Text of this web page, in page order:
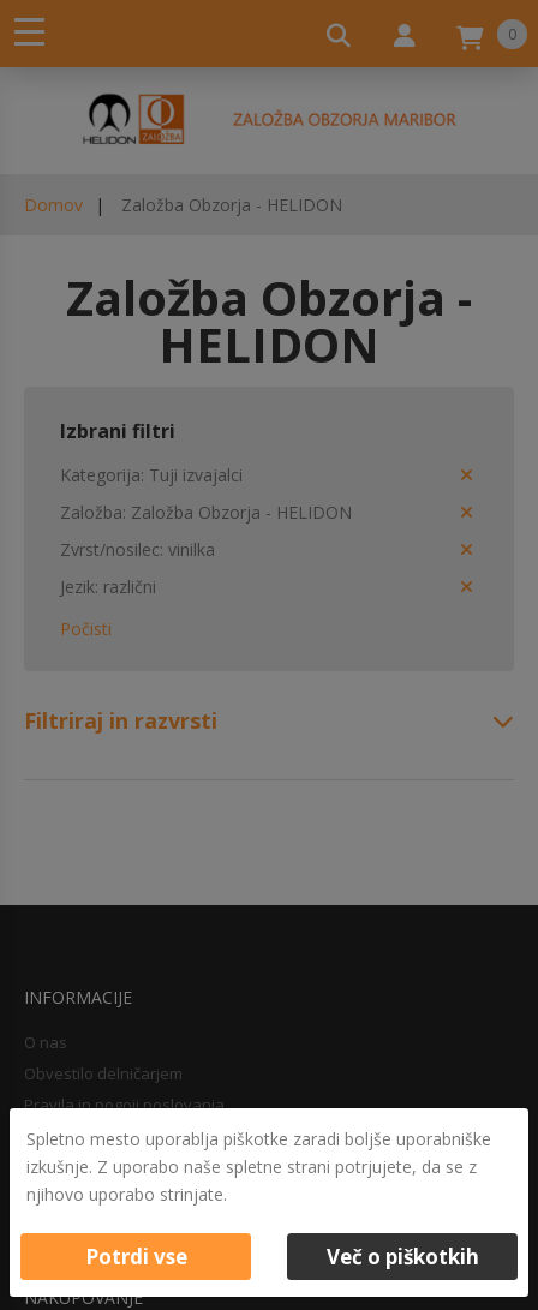
0
Domov Založba Obzorja - HELIDON
Založba Obzorja -
HELIDON
Izbrani filtri
Kategorija Tuji izvajalci
Založba Založba Obzorja - HELIDON
Zvrst/nosilec vinilka
Jezik različni
Počisti
Filtriraj in razvrsti
INFORMACIJE
O nas
Obvestilo delničarjem
Pravila in pogoji poslovanja
Varovanje osebnih podatkov
Druga določila
Pravilnik o zasebnosti
Pravno obvestilo
NAKUPOVANJE
Spletno mesto uporablja piškotke zaradi boljše uporabniške
izkušnje. Z uporabo naše spletne strani potrjujete, da se z
njihovo uporabo strinjate.
Potrdi vse Več o piškotkih